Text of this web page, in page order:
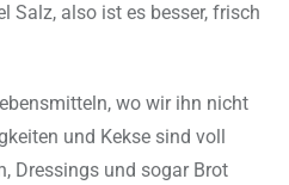
Salz, also ist es besser, frisch
wo wir ihn nicht
und Kekse sind voll
Dressings und sogar Brot